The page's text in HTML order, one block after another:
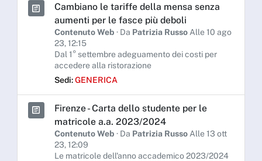
Cambiano le tariffe della mensa senza
aumenti per le fasce più deboli
Contenuto Web · Da Patrizia Russo Alle 10 ago
23, 12:15
Dal 1° settembre adeguamento dei costi per
accedere alla ristorazione
Sedi:GENERICA
Firenze - Carta dello studente per le
matricole a.a. 2023/2024
Contenuto Web · Da Patrizia Russo Alle 13 ott
23, 12:09
Le matricole dell'anno accademico 2023/2024